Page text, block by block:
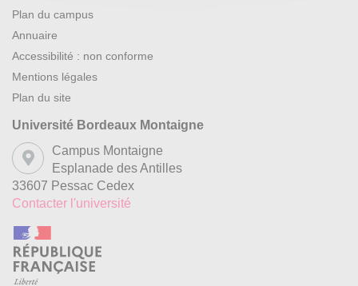
Plan du campus
Annuaire
Accessibilité : non conforme
Mentions légales
Plan du site
Université Bordeaux Montaigne
Campus Montaigne
Esplanade des Antilles
33607 Pessac Cedex
Contacter l'université